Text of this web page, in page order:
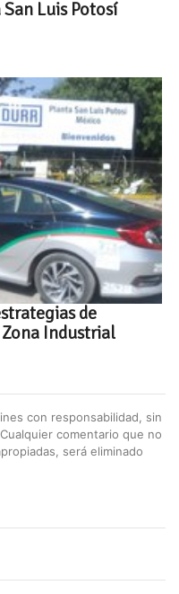
Luis Potosí
de
Industrial
con responsabilidad, sin
comentario que no
será eliminado